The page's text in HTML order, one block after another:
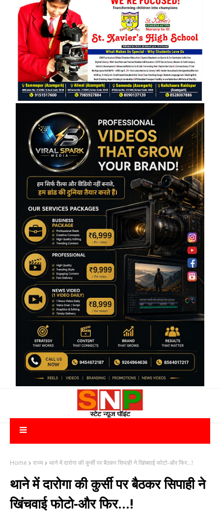
Home राज्य थाने में दारोगा की कुर्सी पर बैठकर सिपाही ने खिंचवाई फोटो-और फिर...!
थाने में दारोगा की कुर्सी पर बैठकर सिपाही ने
खिंचवाई फोटो-और फिर...!